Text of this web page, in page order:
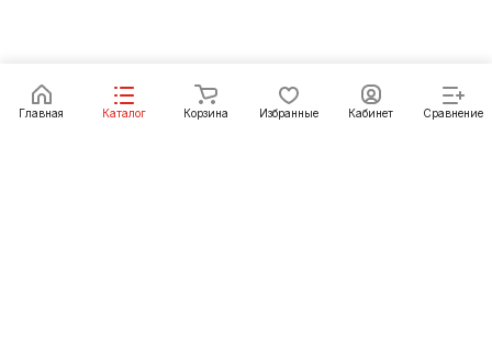
Главная Каталог Корзина Избранные Кабинет Сравнение